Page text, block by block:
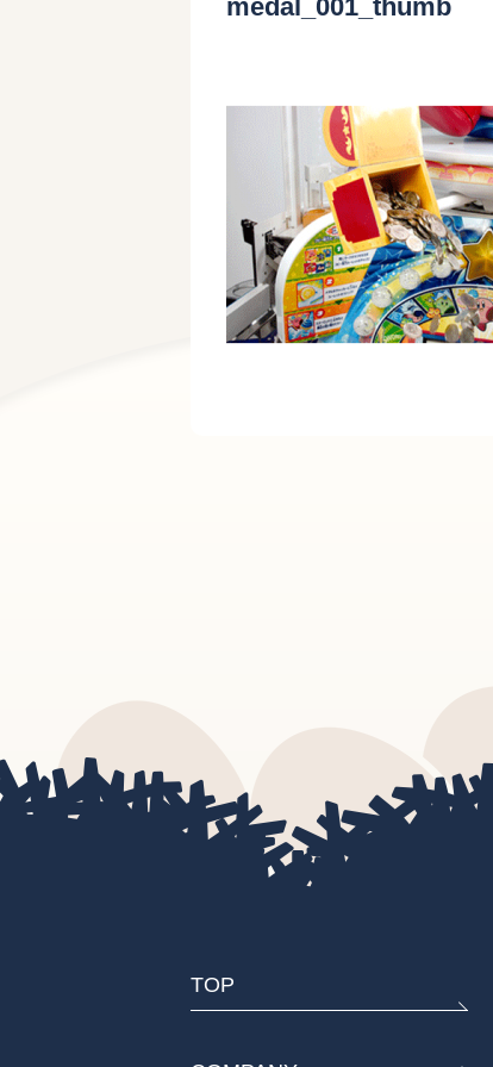
medal_001_thumb
TOP